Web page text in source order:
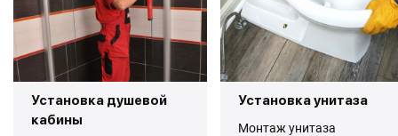
Установка душевой
кабины
Установка унитаза
Монтаж унитаза